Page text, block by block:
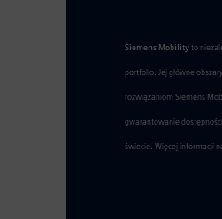
Siemens Mobilityto
portfolio. Jej główne
rozwiązaniom Siemens
gwarantowanie
świecie. Więcej informacji